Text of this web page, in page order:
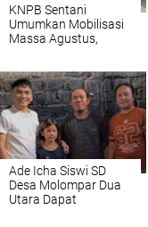
KNPB Sentani
Umumkan Mobilisasi
Massa Agustus,
Militer dan
Kemanusiaan di
Papua
Ade Icha Siswi SD
Desa Molompar Dua
Utara Dapat